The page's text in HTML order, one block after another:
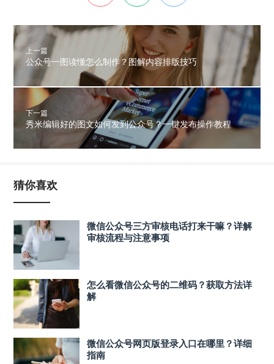
上一篇
公众号一图读懂怎么制作？图解内容排版技巧
下一篇
秀米编辑好的图文如何发到公众号？一键发布操作教程
猜你喜欢
微信公众号三方审核电话打来干嘛？详解
审核流程与注意事项
怎么看微信公众号的二维码？获取方法详
解
微信公众号网页版登录入口在哪里？详细
指南